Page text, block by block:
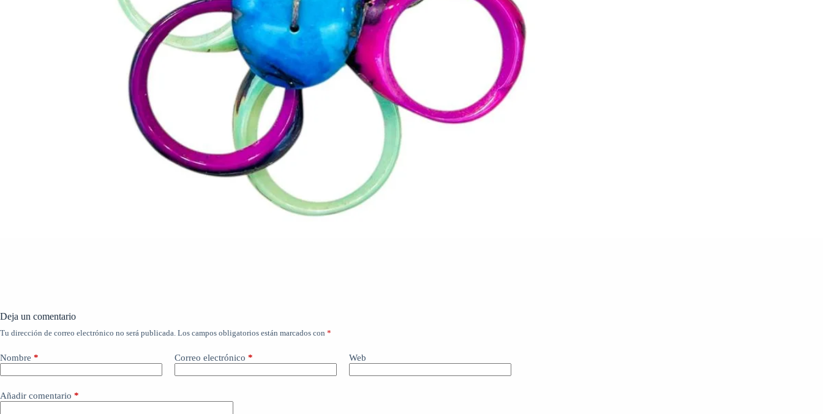
Deja un comentario
Tu dirección de correo electrónico no será publicada. Los campos obligatorios están marcados con *
Nombre * Correo electrónico * Web
Añadir comentario *